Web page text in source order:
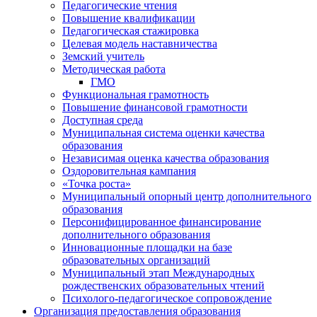
Педагогические чтения
Повышение квалификации
Педагогическая стажировка
Целевая модель наставничества
Земский учитель
Методическая работа
ГМО
Функциональная грамотность
Повышение финансовой грамотности
Доступная среда
Муниципальная система оценки качества
образования
Независимая оценка качества образования
Оздоровительная кампания
«Точка роста»
Муниципальный опорный центр дополнительного
образования
Персонифицированное финансирование
дополнительного образования
Инновационные площадки на базе
образовательных организаций
Муниципальный этап Международных
рождественских образовательных чтений
Психолого-педагогическое сопровождение
Организация предоставления образования